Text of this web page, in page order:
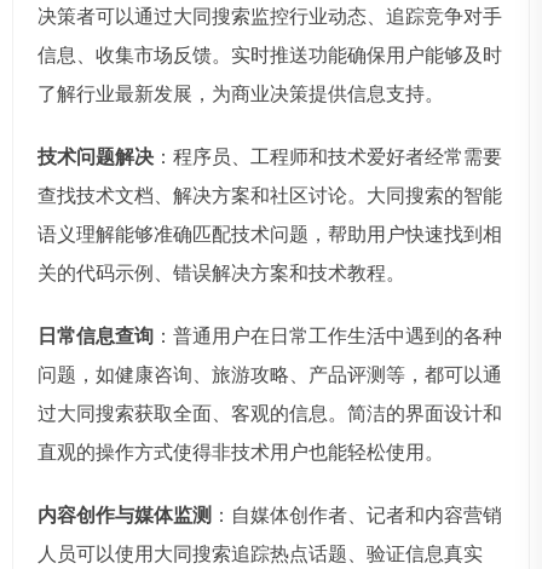
决策者可以通过大同搜索监控行业动态、追踪竞争对手
信息、收集市场反馈。实时推送功能确保用户能够及时
了解行业最新发展，为商业决策提供信息支持。
技术问题解决 ：程序员、工程师和技术爱好者经常需要
查找技术文档、解决方案和社区讨论。大同搜索的智能
语义理解能够准确匹配技术问题，帮助用户快速找到相
关的代码示例、错误解决方案和技术教程。
日常信息查询 ：普通用户在日常工作生活中遇到的各种
问题，如健康咨询、旅游攻略、产品评测等，都可以通
过大同搜索获取全面、客观的信息。简洁的界面设计和
直观的操作方式使得非技术用户也能轻松使用。
内容创作与媒体监测 ：自媒体创作者、记者和内容营销
人员可以使用大同搜索追踪热点话题、验证信息真实